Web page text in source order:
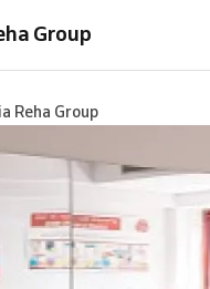
Group
Reha Group